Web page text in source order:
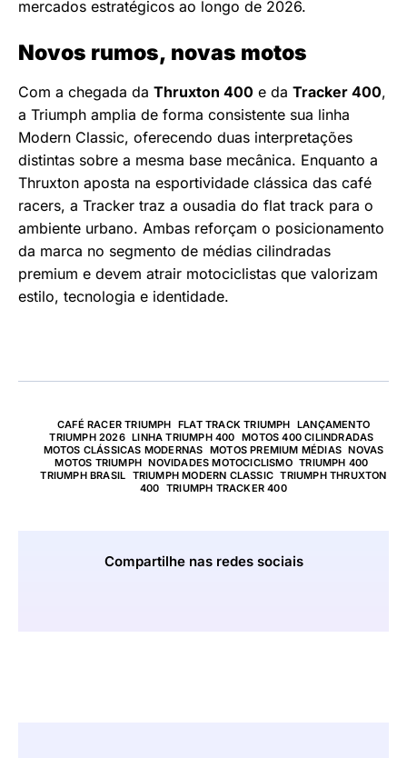
mercados estratégicos ao longo de 2026.
Novos rumos, novas motos
Com a chegada da Thruxton 400 e da Tracker 400,
a Triumph amplia de forma consistente sua linha
Modern Classic, oferecendo duas interpretações
distintas sobre a mesma base mecânica. Enquanto a
Thruxton aposta na esportividade clássica das café
racers, a Tracker traz a ousadia do flat track para o
ambiente urbano. Ambas reforçam o posicionamento
da marca no segmento de médias cilindradas
premium e devem atrair motociclistas que valorizam
estilo, tecnologia e identidade.
CAFÉ RACER TRIUMPH FLAT TRACK TRIUMPH ,LANÇAMENTO
TRIUMPH 2026,LINHA TRIUMPH 400 ,MOTOS 400 CILINDRADAS
MOTOS CLÁSSICAS MODERNAS MOTOS PREMIUM MÉDIAS,NOVAS
MOTOS TRIUMPH,NOVIDADES MOTOCICLISMO,TRIUMPH 400
TRIUMPH BRASIL TRIUMPH MODERN CLASSIC ,TRIUMPH THRUXTON
400 ,TRIUMPH TRACKER 400
Compartilhe nas redes sociais